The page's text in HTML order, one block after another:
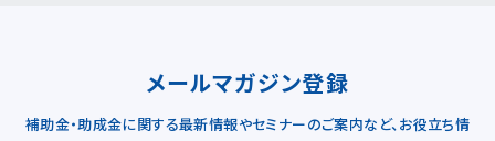
メールマガジン登録
補助金・助成金に関する最新情報やセミナーのご案内など、お役立ち情